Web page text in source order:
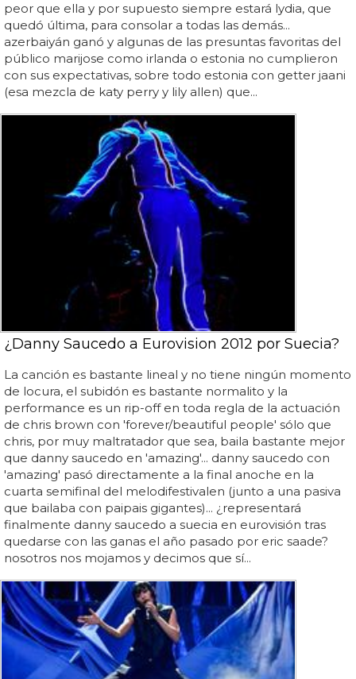
peor que ella y por supuesto siempre estará lydia, que
quedó última, para consolar a todas las demás...
azerbaiyán ganó y algunas de las presuntas favoritas del
público marijose como irlanda o estonia no cumplieron
con sus expectativas, sobre todo estonia con getter jaani
(esa mezcla de katy perry y lily allen) que...
¿Danny Saucedo a Eurovision 2012 por Suecia?
La canción es bastante lineal y no tiene ningún momento
de locura, el subidón es bastante normalito y la
performance es un rip-off en toda regla de la actuación
de chris brown con 'forever/beautiful people' sólo que
chris, por muy maltratador que sea, baila bastante mejor
que danny saucedo en 'amazing'... danny saucedo con
'amazing' pasó directamente a la final anoche en la
cuarta semifinal del melodifestivalen (junto a una pasiva
que bailaba con paipais gigantes)... ¿representará
finalmente danny saucedo a suecia en eurovisión tras
quedarse con las ganas el año pasado por eric saade?
nosotros nos mojamos y decimos que sí...